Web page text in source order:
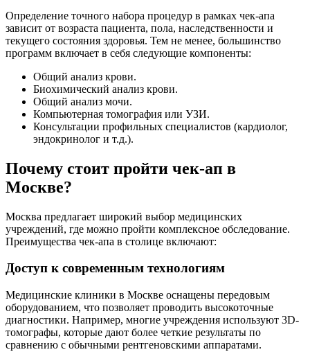
Определение точного набора процедур в рамках чек-апа
зависит от возраста пациента, пола, наследственности и
текущего состояния здоровья. Тем не менее, большинство
программ включает в себя следующие компоненты:
Общий анализ крови.
Биохимический анализ крови.
Общий анализ мочи.
Компьютерная томография или УЗИ.
Консультации профильных специалистов (кардиолог,
эндокринолог и т.д.).
Почему стоит пройти чек-ап в
Москве?
Москва предлагает широкий выбор медицинских
учреждений, где можно пройти комплексное обследование.
Преимущества чек-апа в столице включают:
Доступ к современным технологиям
Медицинские клиники в Москве оснащены передовым
оборудованием, что позволяет проводить высокоточные
диагностики. Например, многие учреждения используют 3D-
томографы, которые дают более четкие результаты по
сравнению с обычными рентгеновскими аппаратами.